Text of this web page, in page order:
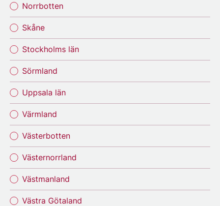
Norrbotten
Skåne
Stockholms län
Sörmland
Uppsala län
Värmland
Västerbotten
Västernorrland
Västmanland
Västra Götaland